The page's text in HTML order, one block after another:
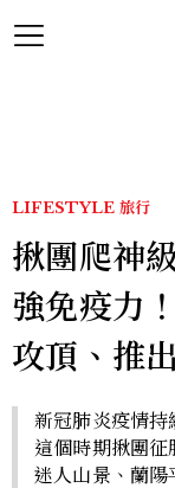
LIFESTYLE 旅行
揪團爬神
強免疫力
攻頂、推
新冠肺炎疫情持
這個時期揪團
迷人山景、蘭陽